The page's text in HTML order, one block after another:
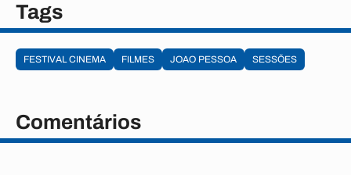
Tags
FESTIVAL CINEMA FILMES JOAO PESSOA SESSÕES
Comentários